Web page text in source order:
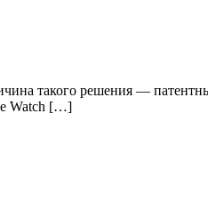
такого решения —
Watch […]